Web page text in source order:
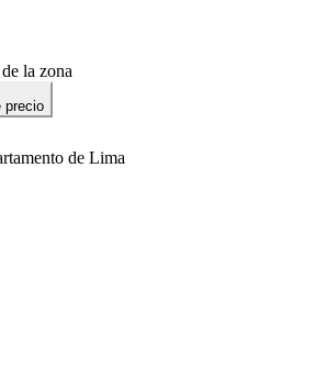
la zona
precio
de Lima